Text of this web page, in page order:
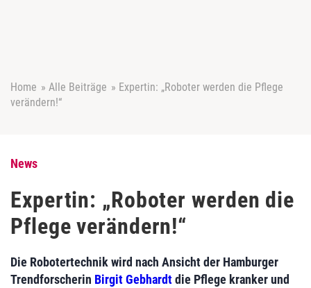
Home » Alle Beiträge » Expertin: „Roboter werden die Pflege
verändern!“
News
Expertin: „Roboter werden die
Pflege verändern!“
Die Robotertechnik wird nach Ansicht der Hamburger
Trendforscherin Birgit Gebhardtdie Pflege kranker und